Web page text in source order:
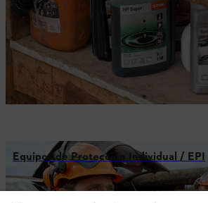
Equipos de Protección Individual / EPI